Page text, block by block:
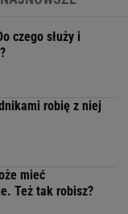
czego służy i
robię z niej
mieć
Też tak robisz?